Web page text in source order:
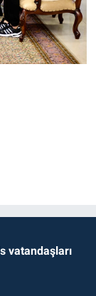
vatandaşları